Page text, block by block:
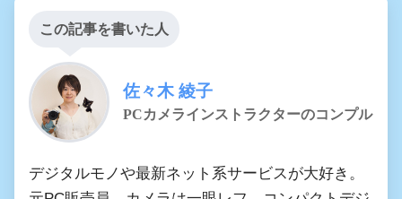
この記事を書いた人
佐々木 綾子
PCカメラインストラクターのコンプル
デジタルモノや最新ネット系サービスが大好き。